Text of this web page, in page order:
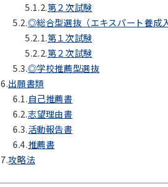
5.1.2.第２次試験
5.2.◎総合型選抜（エキスパート養成入
5.2.1.第１次試験
5.2.2.第２次試験
5.3.◎学校推薦型選抜
6.出願書類
6.1.自己推薦書
6.2.志望理由書
6.3.活動報告書
6.4.推薦書
7.攻略法